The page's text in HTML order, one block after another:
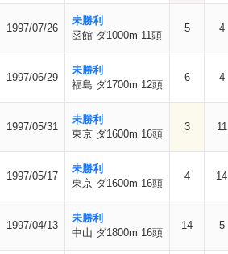
1997/07/26
未勝利
函館 ダ1000m 11頭
5 4
1997/06/29
未勝利
福島 ダ1700m 12頭
6 4
1997/05/31
未勝利
東京 ダ1600m 16頭
3 11
1997/05/17
未勝利
東京 ダ1600m 16頭
4 14
1997/04/13
未勝利
中山 ダ1800m 16頭
14 5